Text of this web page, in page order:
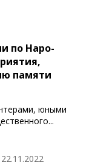
по Наро-
памяти
юными
...